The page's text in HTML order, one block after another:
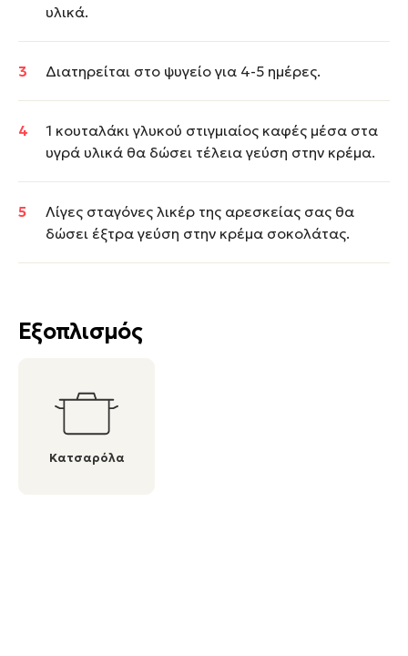
Εξοπλισμός
Κατσαρόλα
υλικά.
Διατηρείται στο ψυγείο για 4-5 ημέρες.
1 κουταλάκι γλυκού στιγμιαίος καφές μέσα στα
υγρά υλικά θα δώσει τέλεια γεύση στην κρέμα.
Λίγες σταγόνες λικέρ της αρεσκείας σας θα
δώσει έξτρα γεύση στην κρέμα σοκολάτας.